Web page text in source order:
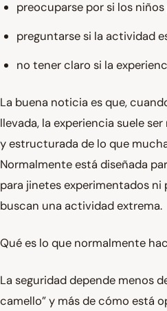
preocuparse por si los
preguntarse si la actividad
no tener claro si la
La buena noticia es que,
llevada, la experiencia suele
y estructurada de lo que
Normalmente está diseñada
para jinetes experimentados ni
buscan una actividad extrema.
Qué es lo que normalmente
La seguridad depende menos
camello” y más de cómo está